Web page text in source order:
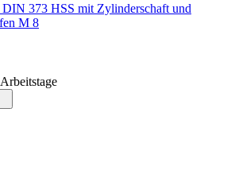
373 HSS mit Zylinderschaft und
M 8